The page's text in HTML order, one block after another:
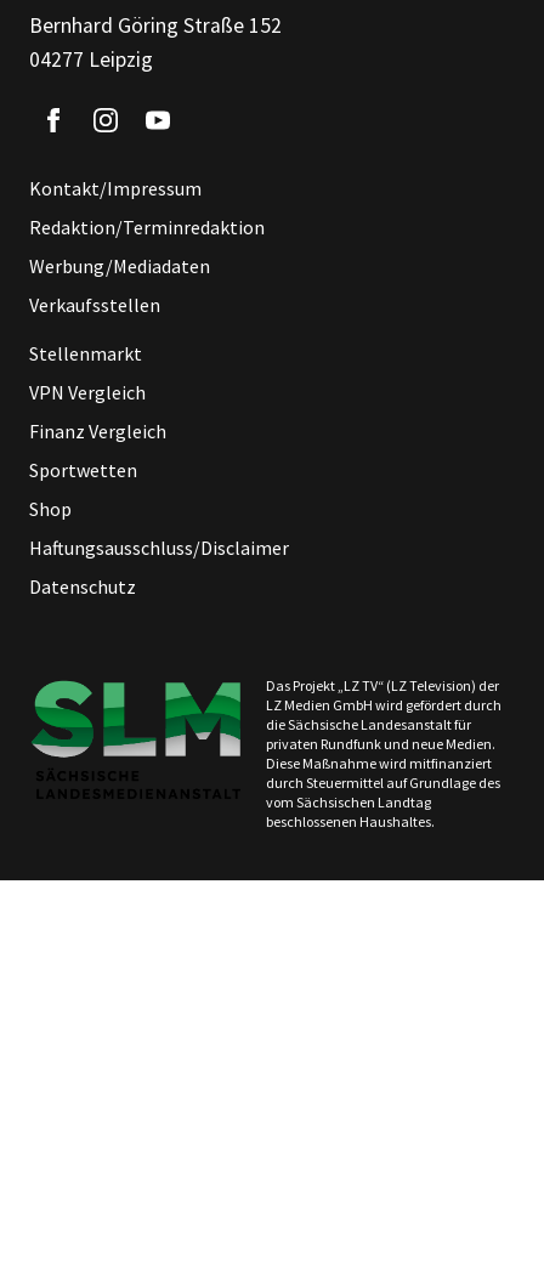
Bernhard Göring Straße 152
04277 Leipzig
Kontakt/Impressum
Redaktion/Terminredaktion
Werbung/Mediadaten
Verkaufsstellen
Stellenmarkt
VPN Vergleich
Finanz Vergleich
Sportwetten
Shop
Haftungsausschluss/Disclaimer
Datenschutz
Das Projekt „LZ TV“ (LZ Television) der
LZ Medien GmbH wird gefördert durch
die Sächsische Landesanstalt für
privaten Rundfunk und neue Medien.
Diese Maßnahme wird mitfinanziert
durch Steuermittel auf Grundlage des
vom Sächsischen Landtag
beschlossenen Haushaltes.